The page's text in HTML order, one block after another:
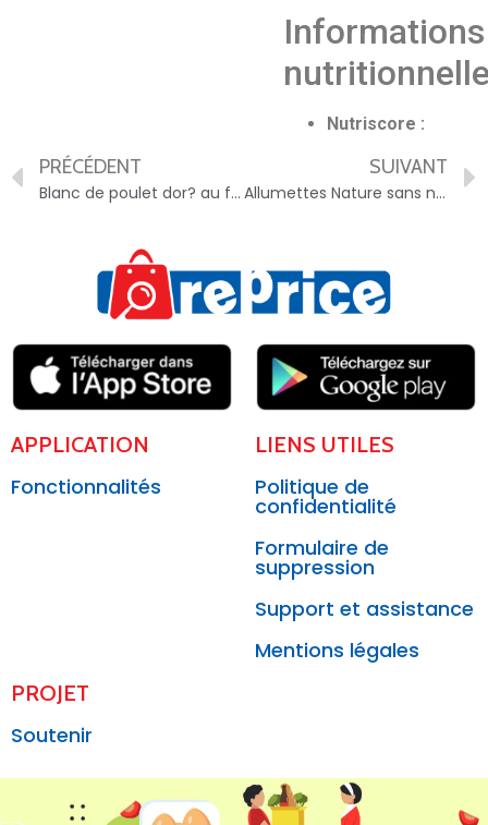
Informations
Nutriscore :
PRÉCÉDENT
Blanc de poulet dor? au four – 3302740059872
SUIVANT
Allumettes Nature sans nitrite – 3154230802341
APPLICATION
Fonctionnalités
LIENS UTILES
Politique de
confidentialité
Formulaire de
suppression
Support et assistance
Mentions légales
PROJET
Soutenir